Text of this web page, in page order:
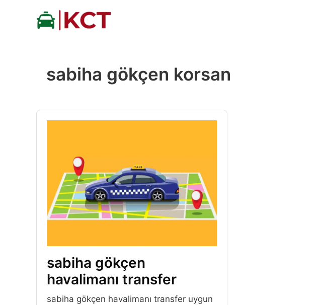
sabiha gökçen korsan
sabiha gökçen
havalimanı transfer
sabiha gökçen havalimanı transfer uygun